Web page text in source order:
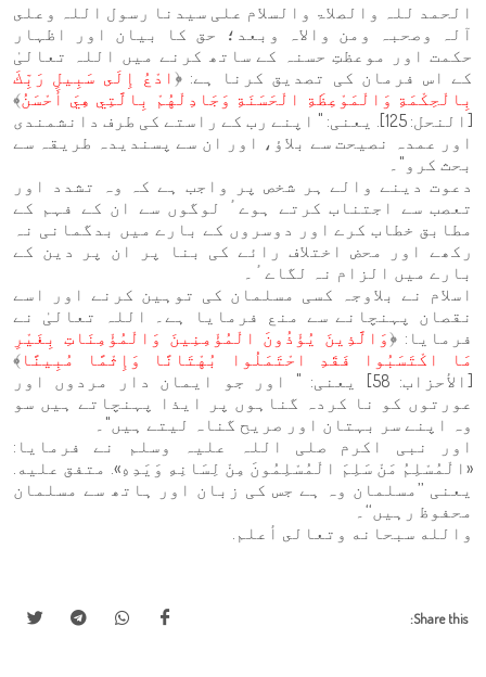
الحمد للہ والصلاۃ والسلام علی سیدنا رسول اللہ وعلى
آلہ وصحبہ ومن والاہ وبعد؛ حق کا بیان اور اظہار
حکمت اور موعظتِ حسنہ کے ساتھ کرنے میں اللہ تعالیٰ
کے اس فرمان کی تصدیق کرنا ہے: ﴿ادْعُ إِلَى سَبِيلِ رَبِّكَ
بِالْحِكْمَةِ وَالْمَوْعِظَةِ الْحَسَنَةِ وَجَادِلْهُمْ بِالَّتِي هِيَ أَحْسَنُ﴾
[النحل: 125]. یعنی: " اپنے رب کے راستے کی طرف دانشمندی
اور عمدہ نصیحت سے بلاؤ، اور ان سے پسندیدہ طریقہ سے
بحث کرو"۔
دعوت دینے والے ہر شخص پر واجب ہے کہ وہ تشدد اور
تعصب سے اجتناب کرتے ہوےٴ لوگوں سے ان کے فہم کے
مطابق خطاب کرے اور دوسروں کے بارے میں بدگمانی نہ
رکھے اور محض اختلاف رائے کی بنا پر ان پر دین کے
بارے میں الزام نہ لگاےٴ۔
اسلام نے بلاوجہ کسی مسلمان کی توہین کرنے اور اسے
نقصان پہنچانے سے منع فرمایا ہے۔ اللہ تعالیٰ نے
فرمایا: ﴿وَالَّذِينَ يُؤْذُونَ الْمُؤْمِنِينَ وَالْمُؤْمِنَاتِ بِغَيْرِ
مَا اكْتَسَبُوا فَقَدِ احْتَمَلُوا بُهْتَانًا وَإِثْمًا مُبِينًا ﴾
[الأحزاب: 58] یعنی: " اور جو ایمان دار مردوں اور
عورتوں کو نا کردہ گناہوں پر ایذا پہنچاتے ہیں سو
وہ اپنے سر بہتان اور صریح گناہ لیتے ہیں"۔
اور نبی اکرم صلی اللہ علیہ وسلم نے فرمایا:
«الْمُسْلِمُ مَنْ سَلِمَ الْمُسْلِمُونَ مِنْ لِسَانِهِ وَيَدِهِ». متفق عليه.
یعنی ’’مسلمان وہ ہے جس کی زبان اور ہاتھ سے مسلمان
محفوظ رہیں‘‘۔
والله سبحانه وتعالى أعلم.
Share this: